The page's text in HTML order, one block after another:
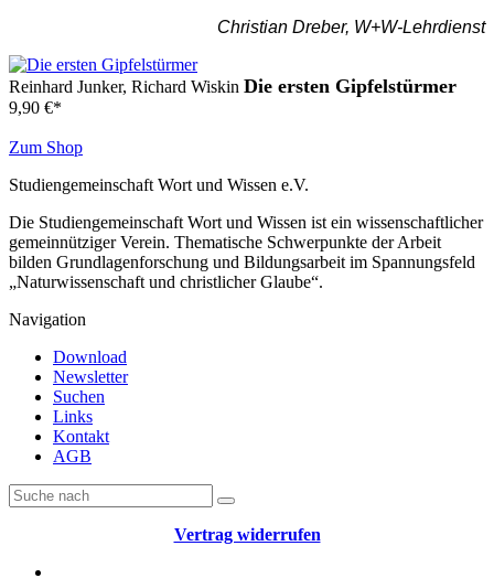
Christian Dreber, W+W-Lehrdienst
Reinhard Junker, Richard Wiskin Die ersten Gipfelstürmer
9,90 €*
Zum Shop
Studiengemeinschaft Wort und Wissen e.V.
Die Studiengemeinschaft Wort und Wissen ist ein wissenschaftlicher
gemeinnütziger Verein. Thematische Schwerpunkte der Arbeit
bilden Grundlagenforschung und Bildungsarbeit im Spannungsfeld
„Naturwissenschaft und christlicher Glaube“.
Navigation
Download
Newsletter
Suchen
Links
Kontakt
AGB
Vertrag widerrufen